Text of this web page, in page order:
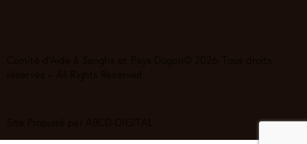
Comité d’Aide à Sangha et Pays Dogon© 2026. Tous droits
réservés – All Rights Reserved.